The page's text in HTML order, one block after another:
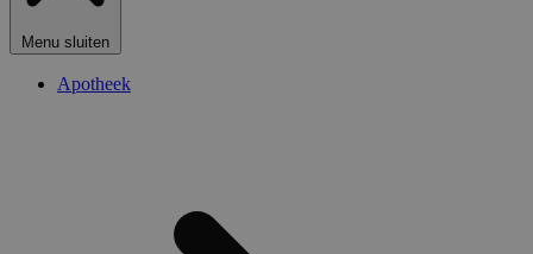
Menu sluiten
Apotheek